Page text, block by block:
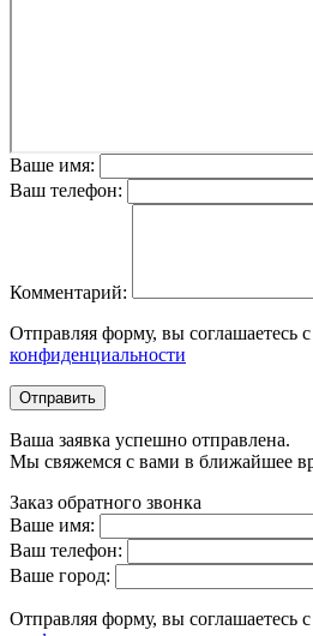
Ваше имя:
Ваш телефон:
Комментарий:
Отправляя форму, вы соглашаетесь с
конфиденциальности
Отправить
Ваша заявка успешно отправлена.
Мы свяжемся с вами в ближайшее
Заказ обратного звонка
Ваше имя:
Ваш телефон:
Ваше город:
Отправляя форму, вы соглашаетесь с